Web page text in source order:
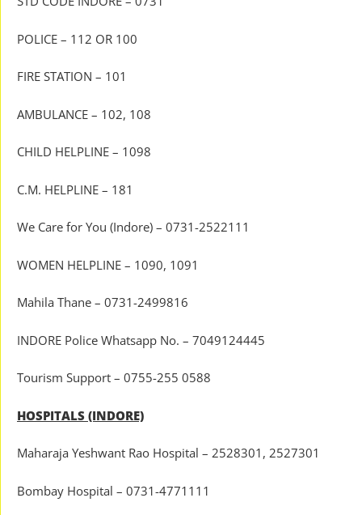
POLICE – 112 OR 100
FIRE STATION – 101
AMBULANCE – 102, 108
CHILD HELPLINE – 1098
C.M. HELPLINE – 181
We Care for You (Indore) – 0731-2522111
WOMEN HELPLINE – 1090, 1091
Mahila Thane – 0731-2499816
INDORE Police Whatsapp No. – 7049124445
Tourism Support – 0755-255 0588
HOSPITALS (INDORE)
Maharaja Yeshwant Rao Hospital – 2528301, 2527301
Bombay Hospital – 0731-4771111